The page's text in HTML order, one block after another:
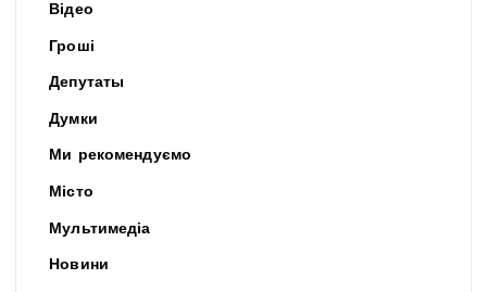
Відео
Гроші
Депутаты
Думки
Ми рекомендуємо
Місто
Мультимедіа
Новини